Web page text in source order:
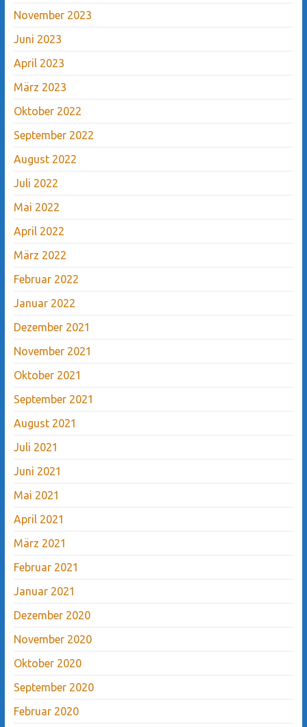
November 2023
Juni 2023
April 2023
März 2023
Oktober 2022
September 2022
August 2022
Juli 2022
Mai 2022
April 2022
März 2022
Februar 2022
Januar 2022
Dezember 2021
November 2021
Oktober 2021
September 2021
August 2021
Juli 2021
Juni 2021
Mai 2021
April 2021
März 2021
Februar 2021
Januar 2021
Dezember 2020
November 2020
Oktober 2020
September 2020
Februar 2020